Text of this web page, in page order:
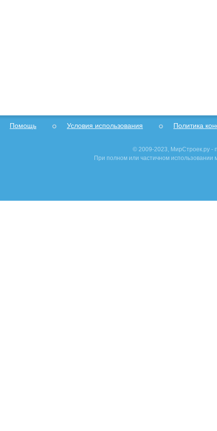
Помощь Условия использования Политика
© 2009-2023, МирСтроек.ру -
При полном или частичном использовании